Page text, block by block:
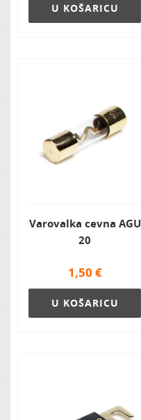
U KOŠARICU
Varovalka cevna AGU
20
1,50 €
U KOŠARICU